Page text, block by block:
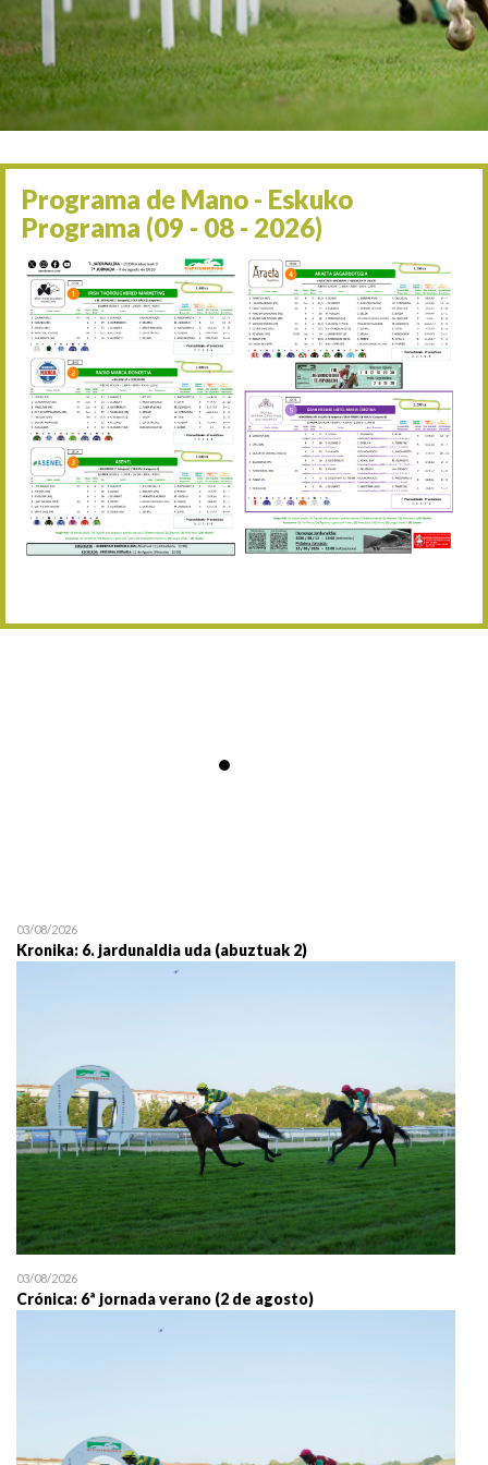
06/09 17:30 Irailaren 6a / 6 de
13/09 17:30 Irailaren 13a / 13 de
30/09 11:30 Irailaren 30a / 30 de
11/06 11:30
05/07 11:30 Uztailaren 5a / 5 de julio
12/07 11:30 Uztailaren 12a / 12 de
19/07 11:30 Uztailaren 19a / 19 de
25/07 11:30 Uztailaren 25a / 25 de
02/08 17:30 Abuztuaren 2a / 2 de
09/08 17:30 Abuztuaren 9a / 9 de
12/08 12:24 Abuztaren 12a / 12 de
15/08 17:05 Abuztuaren 15a / 15 de
30/08 17:30 Abuztuaren 30a / 30 de
19/07 11:30
Programa de Mano - Eskuko
Programa (09 - 08 - 2026)
03/08/2026
Kronika: 6. jardunaldia uda (abuztuak 2)
03/08/2026
Crónica: 6ª jornada verano (2 de agosto)